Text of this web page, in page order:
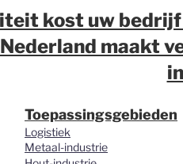
vernieuwd.
kost uw bedrijf
maakt
Toepassingsgebieden
Logistiek
Metaal-industrie